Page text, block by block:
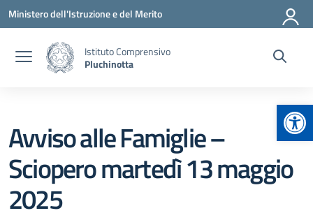
Vai ai contenuti
Vai al menu di navigazione
Vai al footer
Ministero dell'Istruzione e del Merito
Istituto Comprensivo
Pluchinotta
Avviso alle Famiglie –
Sciopero martedì 13 maggio
2025